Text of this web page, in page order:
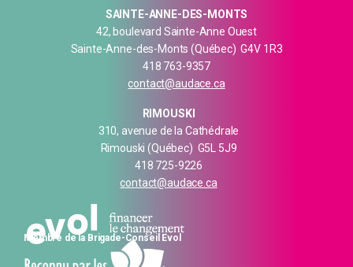
SAINTE-ANNE-DES-MONTS
42, boulevard Sainte-Anne Ouest
Sainte-Anne-des-Monts (Québec) G4V 1R3
418 763-9357
contact@audace.ca
RIMOUSKI
310, avenue de la Cathédrale
Rimouski (Québec) G5L 5J9
418 725-9226
contact@audace.ca
Membre de la Brigade-Conseil Evol